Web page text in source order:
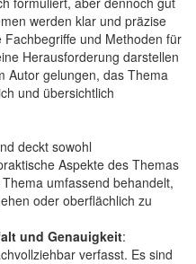
werden klar und präzise
und Methoden für
Herausforderung darstellen
Autor gelungen, das Thema
und übersichtlich
deckt sowohl
Aspekte des Themas
umfassend behandelt,
oder oberflächlich zu
und Genauigkeit:
verfasst. Es sind